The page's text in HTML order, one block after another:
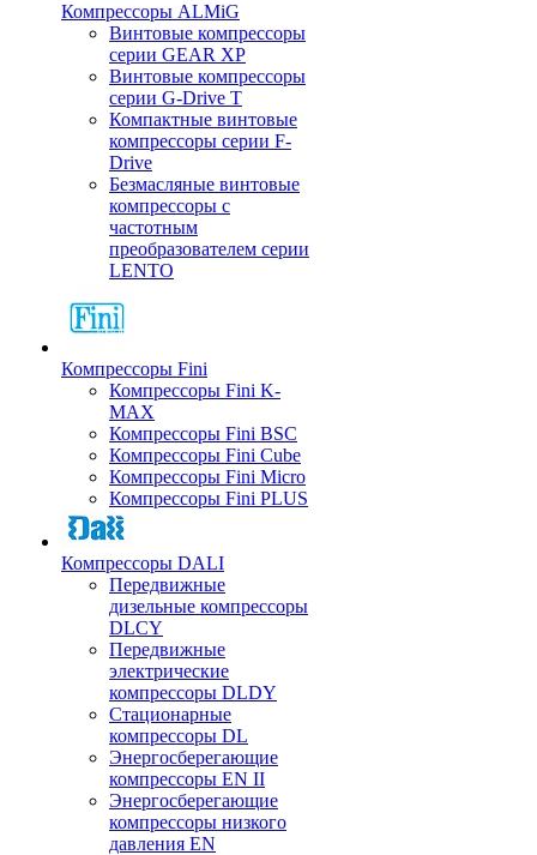
Компрессоры ALMiG
Винтовые компрессоры
серии GEAR XP
Винтовые компрессоры
серии G-Drive T
Компактные винтовые
компрессоры серии F-
Drive
Безмасляные винтовые
компрессоры с
частотным
преобразователем серии
LENTO
Компрессоры Fini
Компрессоры Fini K-
MAX
Компрессоры Fini BSC
Компрессоры Fini Cube
Компрессоры Fini Micro
Компрессоры Fini PLUS
Компрессоры DALI
Передвижные
дизельные компрессоры
DLCY
Передвижные
электрические
компрессоры DLDY
Стационарные
компрессоры DL
Энергосберегающие
компрессоры EN II
Энергосберегающие
компрессоры низкого
давления EN